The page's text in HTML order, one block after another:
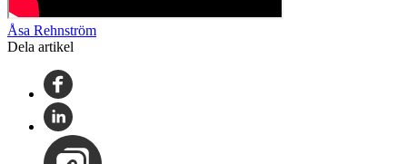
Åsa Rehnström
Dela artikel